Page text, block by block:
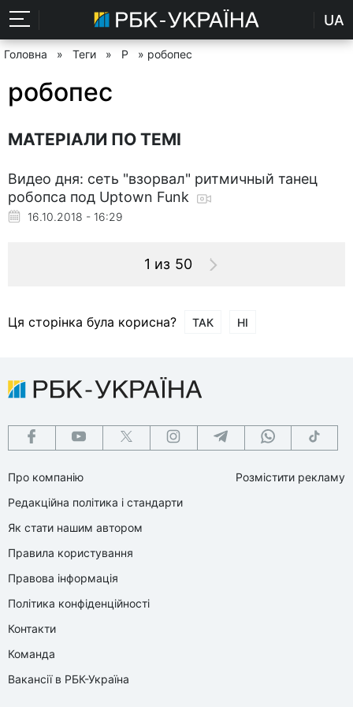
UA
Головна » Теги » Р » робопес
робопес
МАТЕРІАЛИ ПО ТЕМІ
Видео дня: сеть "взорвал" ритмичный танец
робопса под Uptown Funk
16.10.2018 - 16:29
1 из 50
Ця сторінка була корисна? ТАК НІ
Про компанію
Редакційна політика і стандарти
Як стати нашим автором
Правила користування
Правова інформація
Політика конфіденційності
Контакти
Команда
Вакансії в РБК-Україна
Розмістити рекламу